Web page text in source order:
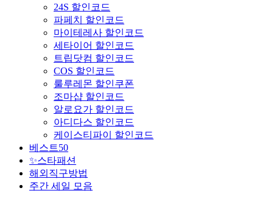
24S 할인코드
파페치 할인코드
마이테레사 할인코드
세타이어 할인코드
트립닷컴 할인코드
COS 할인코드
룰루레몬 할인쿠폰
조마샵 할인코드
알로요가 할인코드
아디다스 할인코드
케이스티파이 할인코드
베스트50
✨스타패션
해외직구방법
주간 세일 모음